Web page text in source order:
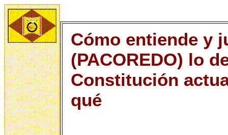
Cómo entiende y
(PACOREDO) lo
Constitución
qué